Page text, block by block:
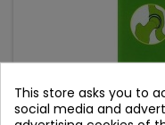
FIZJOTERAPIA W
This store asks you to
social media and